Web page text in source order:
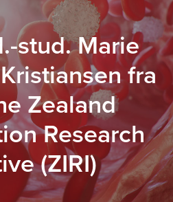
stud. Marie
fra
Zealand
Research
(ZIRI)